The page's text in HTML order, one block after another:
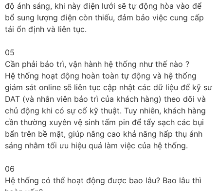
độ ánh sáng, khi này điện lưới sẽ tự động hòa vào để
bổ sung lượng điện còn thiếu, đảm bảo việc cung cấp
tải ổn định và liên tục.
05
Cần phải bảo trì, vận hành hệ thống như thế nào ?
Hệ thống hoạt động hoàn toàn tự động và hệ thống
giám sát online sẽ liên tục cập nhật các dữ liệu để kỹ sư
DAT (và nhân viên bảo trì của khách hàng) theo dõi và
chủ động khi có sự cố kỹ thuật. Tuy nhiên, khách hàng
cần thường xuyên vệ sinh tấm pin để tẩy sạch các bụi
bẩn trên bề mặt, giúp nâng cao khả năng hấp thụ ánh
sáng nhằm tối ưu hiệu quả làm việc của hệ thống.
06
Hệ thống có thể hoạt động được bao lâu? Bao lâu thì